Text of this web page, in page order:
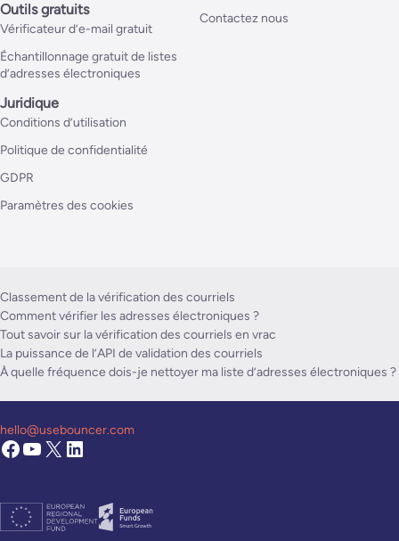
Outils gratuits
Vérificateur d’e-mail gratuit
Échantillonnage gratuit de listes
d’adresses électroniques
Contactez nous
Juridique
Conditions d’utilisation
Politique de confidentialité
GDPR
Paramètres des cookies
Classement de la vérification des courriels
Comment vérifier les adresses électroniques ?
Tout savoir sur la vérification des courriels en vrac
La puissance de l’API de validation des courriels
À quelle fréquence dois-je nettoyer ma liste d’adresses électroniques ?
hello@usebouncer.com